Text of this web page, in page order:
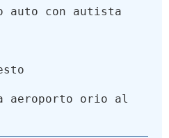
auto con autista
aeroporto orio al